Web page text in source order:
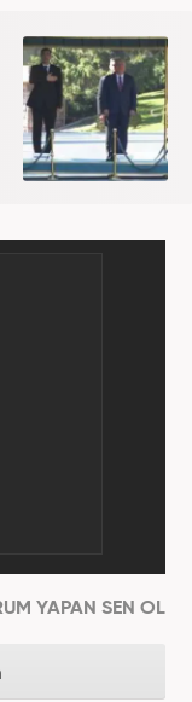
Editörü'
etmektedir.
YAPAN SEN OL